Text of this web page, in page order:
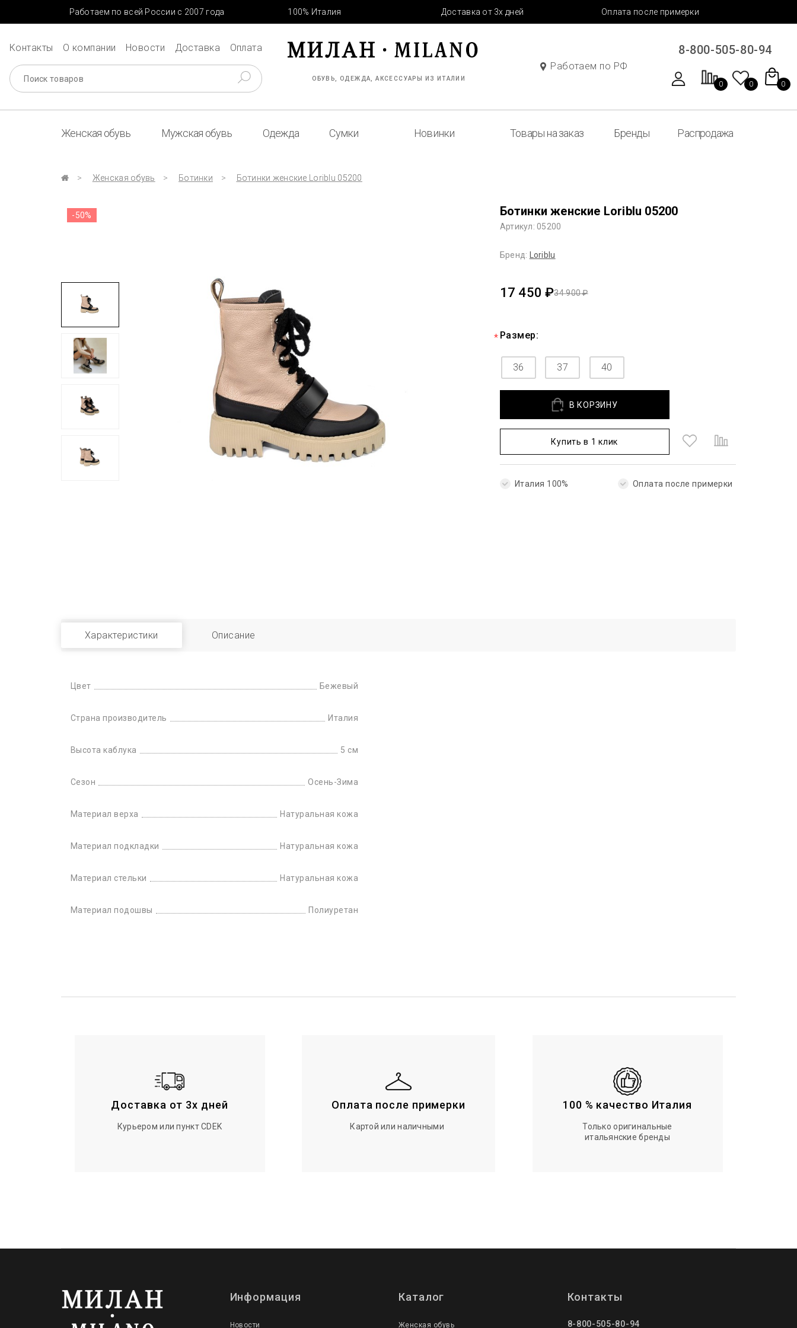
Работаем по всей России с 2007 года 100% Италия Доставка от 3х дней Оплата после примерки
Контакты О компании Новости Доставка Оплата
ОБУВЬ, ОДЕЖДА, АКСЕССУАРЫ ИЗ ИТАЛИИ
Работаем по РФ
8-800-505-80-94
0 0 0
Женская обувь Мужская обувь Одежда Сумки Новинки Товары на заказ Бренды Распродажа
Женская обувь Ботинки Ботинки женские Loriblu 05200
-50% Ботинки женские Loriblu 05200
Артикул: 05200
Бренд: Loriblu
34 900 ₽
17 450 ₽
Размер:
36 37 40
В КОРЗИНУ
Купить в 1 клик
Италия 100% Оплата после примерки
Характеристики Описание
Цвет Бежевый
Страна производитель Италия
Высота каблука 5 см
Сезон Осень-Зима
Материал верха Натуральная кожа
Материал подкладки Натуральная кожа
Материал стельки Натуральная кожа
Материал подошвы Полиуретан
Доставка от 3х дней
Курьером или пункт CDEK
Оплата после примерки
Картой или наличными
100 % качество Италия
Только оригинальные
итальянские бренды
Информация
Новости
Каталог
Женская обувь
Контакты
8-800-505-80-94